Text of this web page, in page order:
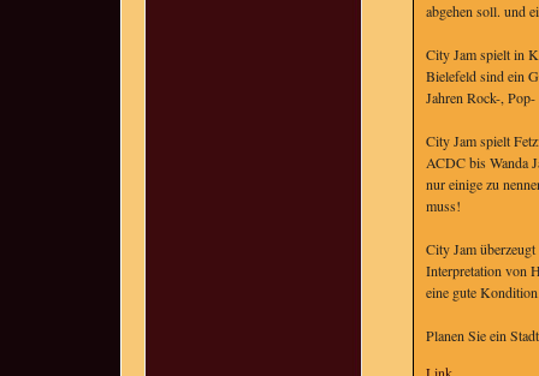
abgehen soll. und
City Jam spielt in
Bielefeld sind ein
Jahren Rock-,
City Jam spielt
ACDC bis Wanda
nur einige zu
muss!
City Jam
Interpretation von
eine gute
Planen Sie ein